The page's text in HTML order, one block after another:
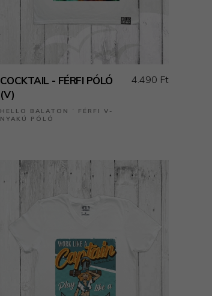
COCKTAIL - FÉRFI PÓLÓ
(V)
HELLO BALATON ˙ FÉRFI V-
NYAKÚ PÓLÓ
4.490 Ft